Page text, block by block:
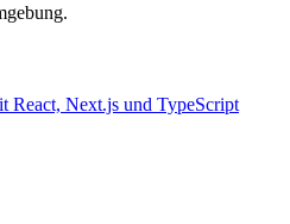
React, Next.js und TypeScript